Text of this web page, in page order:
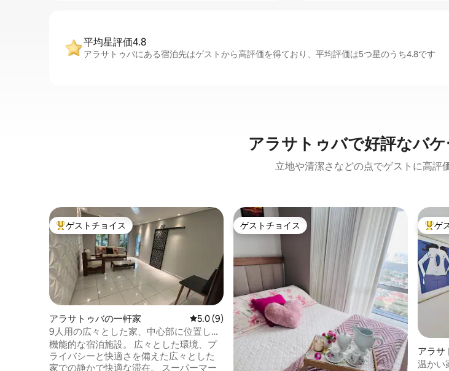
平均星評価4.8
アラサトゥバにある宿泊先はゲストから高評価を得ており、平均評価は5つ星のうち4.8です
アラサトゥバで好評なバ
立地や清潔さなどの点でゲストに高評
大好評のゲストチョイスです。
ゲストチョイス
アラサトゥバの一軒家 レビュー9件、5つ星中5.0つ星の平均評価
5.0 (9)
9人用の広々とした家、中心部に位置し快
適
機能的な宿泊施設。 広々とした環境、プ
ライバシーと快適さを備えた広々とした
家での静かで快適な滞在。 スーパーマー
ゲストチョイス
ゲストチョイス 大好
ゲ
アラサ
温かい